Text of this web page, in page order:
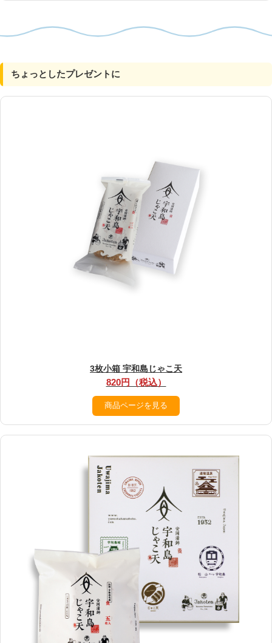
ちょっとしたプレゼントに
3枚小箱 宇和島じゃこ天
820円（税込）
商品ページを見る